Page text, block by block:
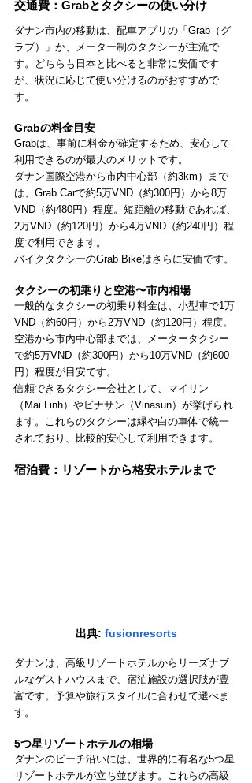
交通費：Grabとタクシーの使い分け
ダナン市内の移動は、配車アプリの「Grab（グ
ラブ）」か、メーター制のタクシーが主流で
す。どちらも日本と比べると非常に安価です
が、状況に応じて使い分けるのがおすすめで
す。
Grabの料金目安
Grabは、事前に料金が確定するため、安心して
利用できるのが最大のメリットです。
ダナン国際空港から市内中心部（約3km）まで
は、Grab Carで約5万VND（約300円）から8万
VND（約480円）程度。短距離の移動であれば、
2万VND（約120円）から4万VND（約240円）程
度で利用できます。
バイクタクシーのGrab Bikeはさらに安価です。
タクシーの初乗りと空港〜市内相場
一般的なタクシーの初乗り料金は、小型車で1万
VND（約60円）から2万VND（約120円）程度。
空港から市内中心部までは、メータータクシー
で約5万VND（約300円）から10万VND（約600
円）程度が目安です。
信頼できるタクシー会社として、マイリン
（Mai Linh）やビナサン（Vinasun）が挙げられ
ます。これらのタクシーは緑や白の車体で統一
されており、比較的安心して利用できます。
宿泊費：リゾートから格安ホテルまで
出典: fusionresorts
ダナンは、高級リゾートホテルからリーズナブ
ルなゲストハウスまで、宿泊施設の選択肢が豊
富です。予算や旅行スタイルに合わせて選べま
す。
5つ星リゾートホテルの相場
ダナンのビーチ沿いには、世界的に有名な5つ星
リゾートホテルが立ち並びます。これらの高級